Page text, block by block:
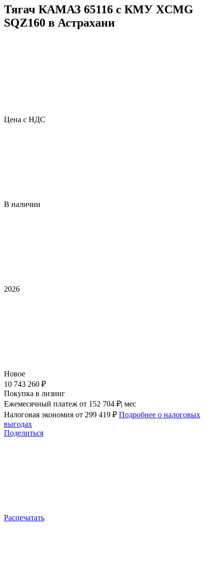
Тягач КАМАЗ 65116 с КМУ XCMG
SQZ160 в Астрахани
Цена с НДС
В наличии
2026
Новое
10 743 260 ₽
Покупка в лизинг
Ежемесячный платеж от 152 704 ₽| мес
Налоговая экономия от 299 419 ₽ Подробнее о налоговых
выгодах
Поделиться
Распечатать